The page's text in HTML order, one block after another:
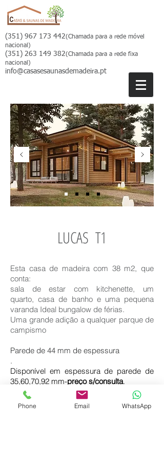
(351) 967 173 442(Chamada para a rede móvel
nacional)
(351) 263 149 382(Chamada para a rede fixa
nacional)
info@casasesaunasdemadeira.pt
LUCAS T1
Esta casa de madeira com 38 m2, que
conta:
sala de estar com kitchenette, um
quarto, casa de banho e uma pequena
varanda Ideal bungalow de férias.
Uma grande adição a qualquer parque de
campismo
Parede de 44 mm de espessura
.
Disponível em espessura de parede de
35,60,70,92 mm-preço s/consulta.
Possibilidade de colocação segunda
parede de 22 mm e isolamento em lá
Phone Email WhatsApp